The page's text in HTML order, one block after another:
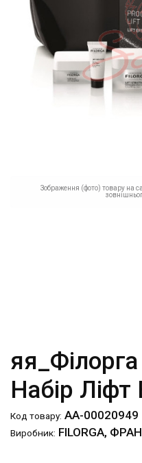
Зображення (фото) товару на
Набір
Код товару: АА-00020949
Виробник: FILORGA,